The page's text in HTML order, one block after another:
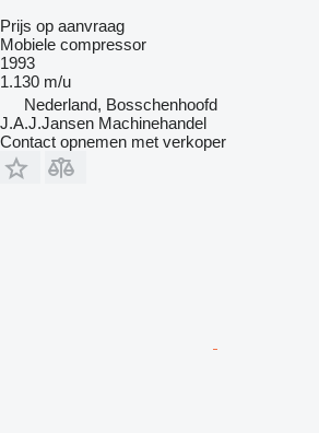
Prijs op aanvraag
Mobiele compressor
1993
1.130 m/u
Nederland, Bosschenhoofd
J.A.J.Jansen Machinehandel
Contact opnemen met verkoper